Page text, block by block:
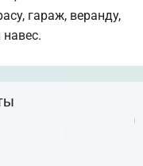
гараж, веранду,